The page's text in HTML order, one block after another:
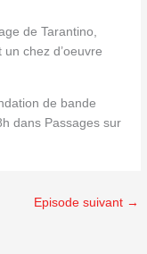
de Tarantino,
chez d’oeuvre
de bande
dans Passages sur
Episode suivant →